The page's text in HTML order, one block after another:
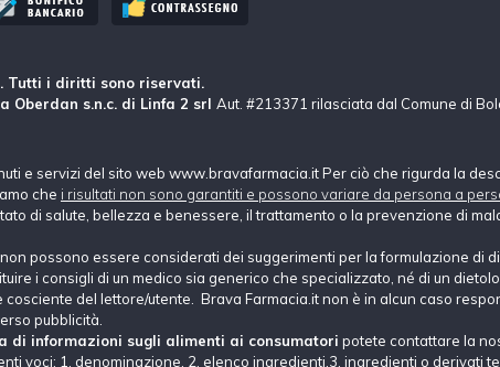
Tutti i diritti sono riservati.
Oberdan s.n.c. di Linfa 2 srl Aut. #213371 rilasciata dal Comune di
e servizi del sito web www.bravafarmacia.it Per ciò che rigurda la
che i risultati non sono garantiti e possono variare da persona a
di salute, bellezza e benessere, il trattamento o la prevenzione di
possono essere considerati dei suggerimenti per la formulazione di
i consigli di un medico sia generico che specializzato, né di un
del lettore/utente. Brava Farmacia.it non è in alcun caso
pubblicità.
di informazioni sugli alimenti ai consumatori potete contattare la
voci: 1. denominazione, 2. elenco ingredienti,3. ingredienti o derivati